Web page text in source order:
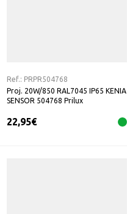
Ref.: PRPR504768
Proj. 20W/850 RAL7045 IP65 KENIA
SENSOR 504768 Prilux
22,95€